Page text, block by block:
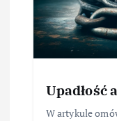
Upadłość
W artykule